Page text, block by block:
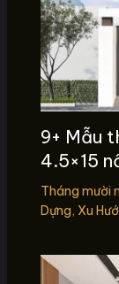
9+ Mẫu
4.5×15
Tháng mười
Dựng, Xu